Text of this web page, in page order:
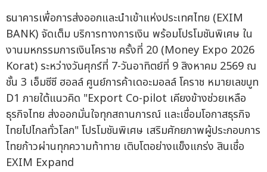
ธนาคารเพื่อการส่งออกและนำเข้าแห่งประเทศไทย (EXIM
BANK) จัดเต็ม บริการทางการเงิน พร้อมโปรโมชันพิเศษ ใน
งานมหกรรมการเงินโคราช ครั้งที่ 20 (Money Expo 2026
Korat) ระหว่างวันศุกร์ที่ 7-วันอาทิตย์ที่ 9 สิงหาคม 2569 ณ
ชั้น 3 เอ็มซีซี ฮอลล์ ศูนย์การค้าเดอะมอลล์ โคราช หมายเลขบูท
D1 ภายใต้แนวคิด "Export Co-pilot เคียงข้างช่วยเหลือ
ธุรกิจไทย ส่งออกมั่นใจทุกสถานการณ์ และเชื่อมโอกาสธุรกิจ
ไทยไปไกลทั่วโลก" โปรโมชันพิเศษ เสริมศักยภาพผู้ประกอบการ
ไทยก้าวผ่านทุกความท้าทาย เติบโตอย่างแข็งแกร่ง สินเชื่อ
EXIM Expand